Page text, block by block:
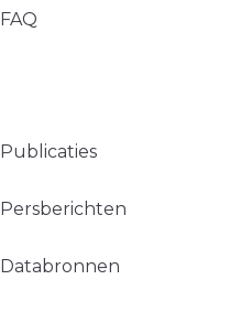
FAQ
Publicaties
Persberichten
Databronnen